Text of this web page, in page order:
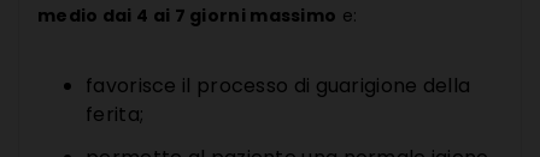
medio dai 4 ai 7 giorni massimo e:
favorisce il processo di guarigione della
ferita;